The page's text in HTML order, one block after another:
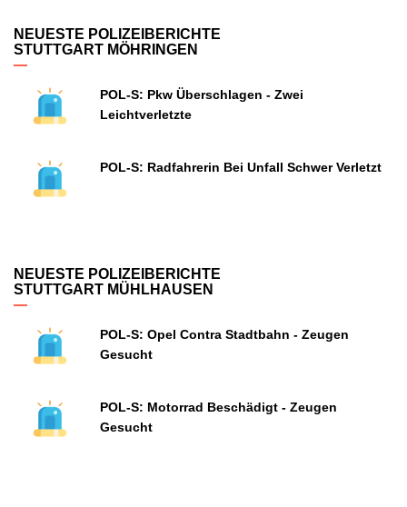
NEUESTE POLIZEIBERICHTE
STUTTGART MÖHRINGEN
POL-S: Pkw Überschlagen - Zwei
Leichtverletzte
POL-S: Radfahrerin Bei Unfall Schwer Verletzt
NEUESTE POLIZEIBERICHTE
STUTTGART MÜHLHAUSEN
POL-S: Opel Contra Stadtbahn - Zeugen
Gesucht
POL-S: Motorrad Beschädigt - Zeugen
Gesucht